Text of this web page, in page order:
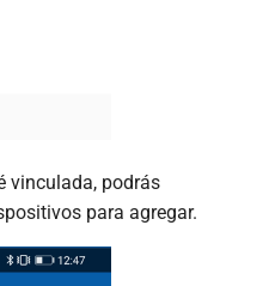
vinculada, podrás
para agregar.